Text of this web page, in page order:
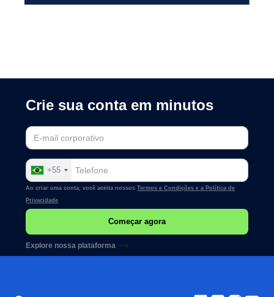
Crie sua conta em minutos
+55
Ao criar uma conta, você aceita nossosTermos e Condições e a Política de
Privacidade
Explore nossa plataforma